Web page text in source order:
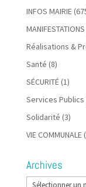
INFOS MAIRIE
MANIFESTATIONS
Réalisations &
Santé (8)
SÉCURITÉ(1)
Services Publics
Solidarité (3)
VIE COMMUNALE
Archives
Archives